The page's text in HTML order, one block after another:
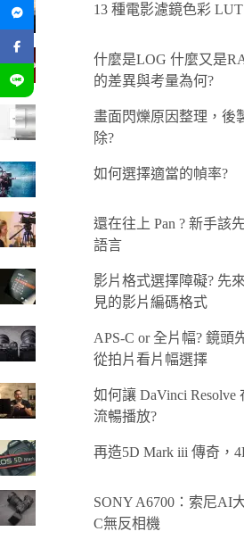
13 種電影濾鏡色彩
什麼是LOG 什麼又是
的差異與考量為何?
畫面閃爍原因整理，後
除?
如何選擇適當的幀率?
還在往上 Pan ? 新手該
語言
影片格式選擇障礙? 先
見的影片編碼格式
APS-C or 全片幅? 鏡頭
從拍片看片幅選擇
如何讓 DaVinci Resolve
流暢播放?
再造5D Mark iii 傳奇，
SONY A6700：索尼AI
C無反相機